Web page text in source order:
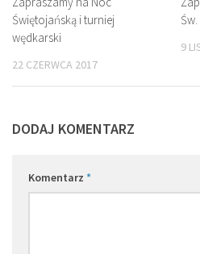
Świętojańską i turniej
wędkarski
22 CZERWCA 2017
9
DODAJ KOMENTARZ
Komentarz *